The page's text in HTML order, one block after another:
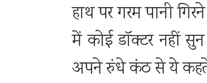
हाथ पर गरम पानी
में कोई डॉक्टर नहीं
अपने रुंधे कंठ से ये